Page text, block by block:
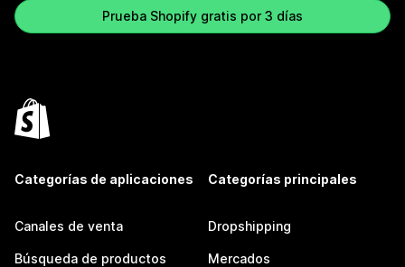
Prueba Shopify gratis por 3 días
Categorías de aplicaciones
Canales de venta
Búsqueda de productos
Categorías principales
Dropshipping
Mercados